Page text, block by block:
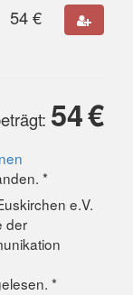
54€
54€
*
e.V.
der
*